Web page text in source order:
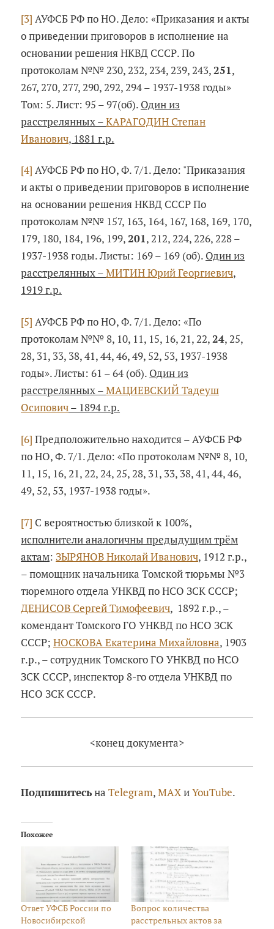
[3] АУФСБ РФ по НО. Дело: «Приказания и акты
о приведении приговоров в исполнение на
основании решения НКВД СССР. По
протоколам №№ 230, 232, 234, 239, 243,251,
267, 270, 277, 290, 292, 294 – 1937-1938 годы»
Том: 5. Лист: 95 – 97(об). Один из
расстрелянных –КАРАГОДИН Степан
Иванович, 1881 г.р.
[4] АУФСБ РФ по НО, Ф. 7/1. Дело: "Приказания
и акты о приведении приговоров в исполнение
на основании решения НКВД СССР По
протоколам №№ 157, 163, 164, 167, 168, 169, 170,
179, 180, 184, 196, 199,201, 212, 224, 226, 228 –
1937-1938 годы. Листы: 169 – 169 (об). Один из
расстрелянных –МИТИН Юрий Георгиевич,
1919 г.р.
[5] АУФСБ РФ по НО, Ф. 7/1. Дело: «По
протоколам №№ 8, 10, 11, 15, 16, 21, 22,24, 25,
28, 31, 33, 38, 41, 44, 46, 49, 52, 53, 1937-1938
годы». Листы: 61 – 64 (об). Один из
расстрелянных –МАЦИЕВСКИЙ Тадеуш
Осипович– 1894 г.р.
[6] Предположительно находится – АУФСБ РФ
по НО, Ф. 7/1. Дело: «По протоколам №№ 8, 10,
11, 15, 16, 21, 22, 24, 25, 28, 31, 33, 38, 41, 44, 46,
49, 52, 53, 1937-1938 годы».
[7] С вероятностью близкой к 100%,
исполнители аналогичны предыдущим трём
актам: ЗЫРЯНОВ Николай Иванович, 1912 г.р.,
– помощник начальника Томской тюрьмы №3
тюремного отдела УНКВД по НСО ЗСК СССР;
ДЕНИСОВ Сергей Тимофеевич, 1892 г.р., –
комендант Томского ГО УНКВД по НСО ЗСК
СССР;НОСКОВА Екатерина Михайловна, 1903
г.р., – сотрудник Томского ГО УНКВД по НСО
ЗСК СССР, инспектор 8-го отдела УНКВД по
НСО ЗСК СССР.
<конец документа>
ПодпишитесьнаTelegram,MAXиYouTube.
Похожее
Ответ УФСБ России по
Новосибирской
Вопрос количества
расстрельных актов за